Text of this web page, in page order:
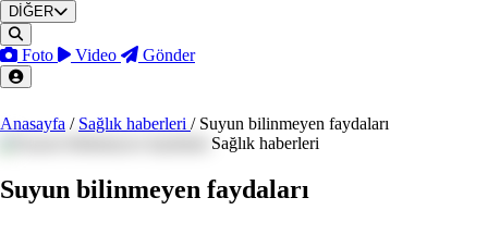
DİĞER
Foto Video Gönder
Anasayfa / Sağlık haberleri / Suyun bilinmeyen faydaları
Sağlık haberleri
Suyun bilinmeyen faydaları